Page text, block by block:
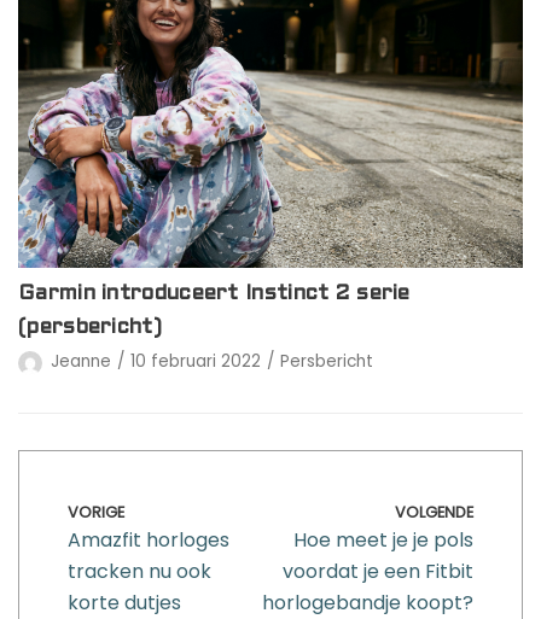
Garmin introduceert Instinct 2 serie
(persbericht)
Jeanne 10 februari 2022 Persbericht
VORIGE
Amazfit horloges
tracken nu ook
korte dutjes
VOLGENDE
Hoe meet je je pols
voordat je een Fitbit
horlogebandje koopt?